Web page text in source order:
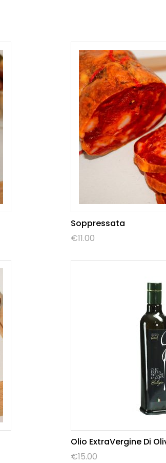
Soppressata
€11.00
Olio ExtraVergine Di
€15.00